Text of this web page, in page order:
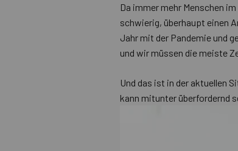
Da immer mehr Menschen
schwierig, überhaupt einen
Jahr mit der Pandemie und
und wir müssen die meiste
Und das ist in der aktuellen
kann mitunter überfordernd